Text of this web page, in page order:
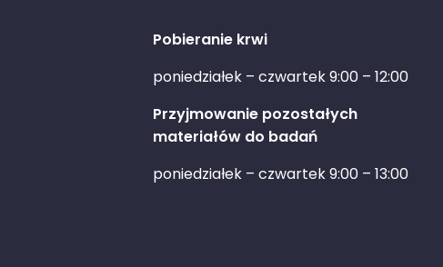
Pobieranie krwi
poniedziałek – czwartek 9:00 – 12:00
Przyjmowanie pozostałych
materiałów do badań
poniedziałek – czwartek 9:00 – 13:00